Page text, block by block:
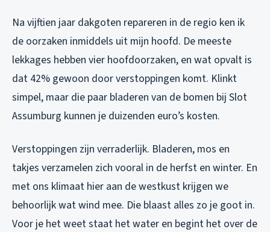
Na vijftien jaar dakgoten repareren in de regio ken ik
de oorzaken inmiddels uit mijn hoofd. De meeste
lekkages hebben vier hoofdoorzaken, en wat opvalt is
dat 42% gewoon door verstoppingen komt. Klinkt
simpel, maar die paar bladeren van de bomen bij Slot
Assumburg kunnen je duizenden euro’s kosten.
Verstoppingen zijn verraderlijk. Bladeren, mos en
takjes verzamelen zich vooral in de herfst en winter. En
met ons klimaat hier aan de westkust krijgen we
behoorlijk wat wind mee. Die blaast alles zo je goot in.
Voor je het weet staat het water en begint het over de